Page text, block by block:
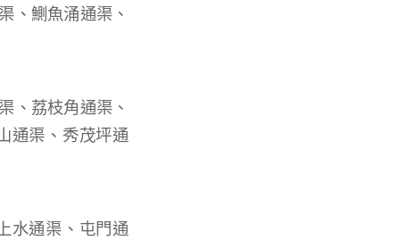
、鰂魚涌通渠、
、荔枝角通渠、
通渠、秀茂坪通
水通渠、屯門通